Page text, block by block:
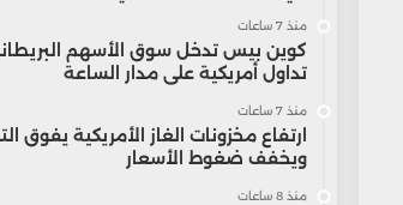
منذ 7 ساعات
كوين بيس تدخل سوق الأسهم
تداول أمريكية على مدار الساعة
منذ 7 ساعات
ارتفاع مخزونات الغاز الأمريكية يفوق
ويخفف ضغوط الأسعار
منذ 8 ساعات